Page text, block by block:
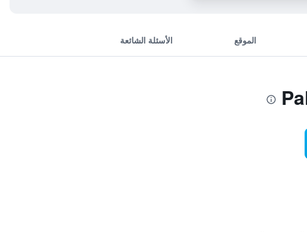
الموقع الأسئلة الشائعة